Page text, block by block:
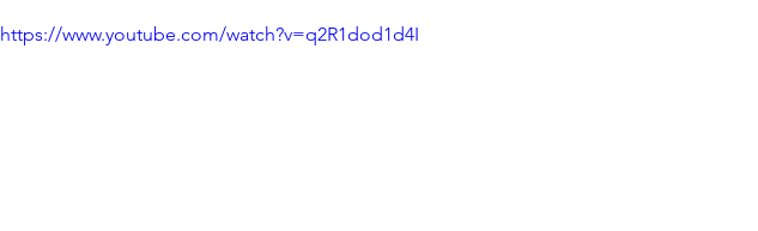
https://www.youtube.com/watch?v=q2R1dod1d4I